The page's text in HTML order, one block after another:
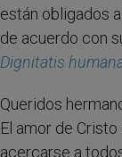
están obligados
de acuerdo con
Dignitatis
Queridos
El amor de
acercarse a